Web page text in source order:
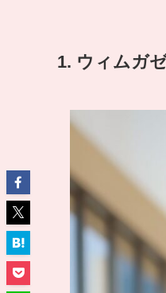
1. ウィムガ